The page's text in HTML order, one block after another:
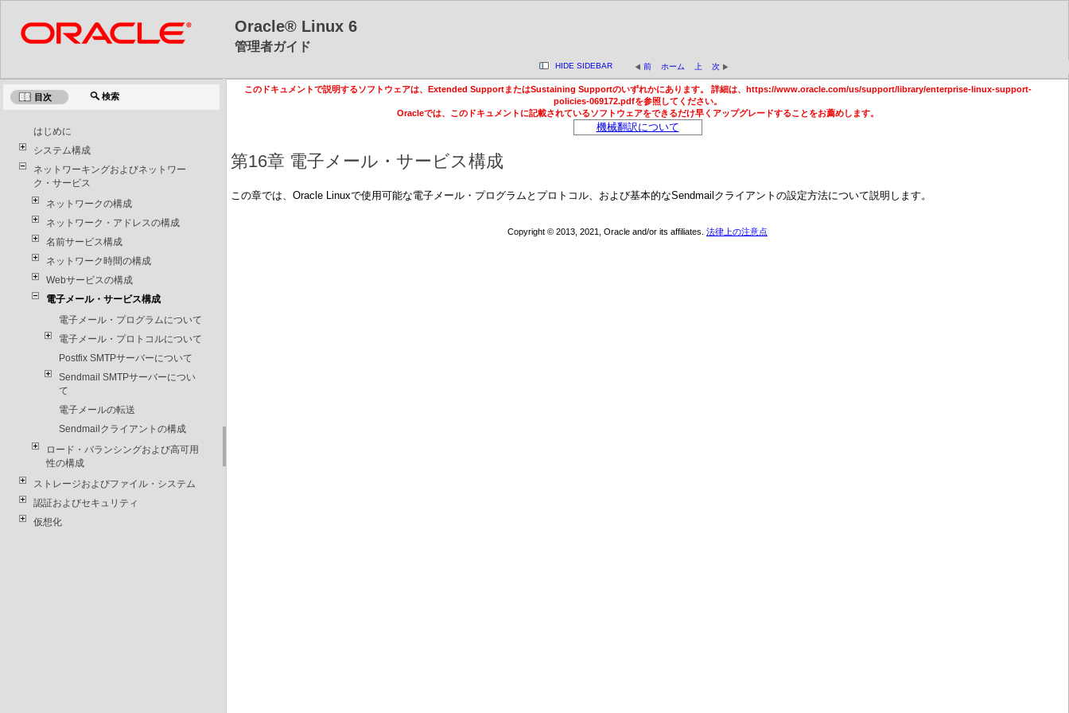
Oracle® Linux 6
管理者ガイド
HIDE SIDEBAR 前 ホーム 上 次
目次 検索
はじめに
システム構成
ネットワーキングおよびネットワー
ク・サービス
ネットワークの構成
ネットワーク・アドレスの構成
名前サービス構成
ネットワーク時間の構成
Webサービスの構成
電子メール・サービス構成
電子メール・プログラムについて
電子メール・プロトコルについて
Postfix SMTPサーバーについて
Sendmail SMTPサーバーについ
て
電子メールの転送
Sendmailクライアントの構成
ロード・バランシングおよび高可用
性の構成
ストレージおよびファイル・システム
認証およびセキュリティ
仮想化
このドキュメントで説明するソフトウェアは、Extended SupportまたはSustaining Supportのいずれかにあります。
詳細は、https://www.oracle.com/us/support/library/enterprise-linux-support-
policies-069172.pdfを参照してください。
Oracleでは、このドキュメントに記載されているソフトウェアをできるだけ早くアップグレードすることをお薦めします。
機械翻訳について
第16章 電子メール・サービス構成
この章では、Oracle Linuxで使用可能な電子メール・プログラムとプロトコル、および基本的なSendmailクライアントの設定方法について説明します。
Copyright © 2013, 2021, Oracle and/or its affiliates. 法律上の注意点